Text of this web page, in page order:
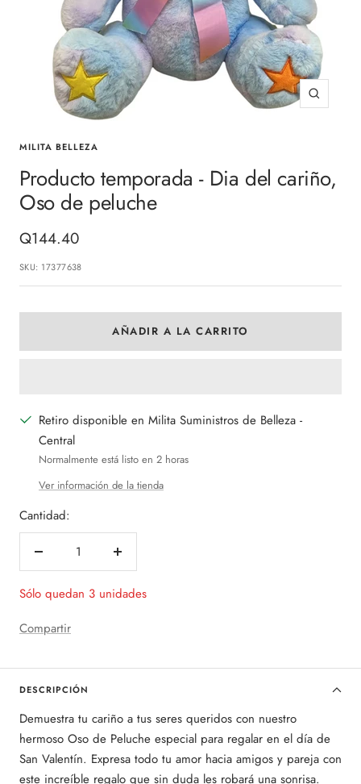
Zoom
MILITA BELLEZA
Producto temporada - Dia del cariño,
Oso de peluche
Precio
de
venta
Q144.40
SKU: 17377638
AÑADIR A LA CARRITO
Retiro disponible en Milita Suministros de Belleza -
Central
Normalmente está listo en 2 horas
Ver información de la tienda
Cantidad:
Decrecer
Aumentar
Sólo quedan 3 unidades
Compartir
DESCRIPCIÓN
Demuestra tu cariño a tus seres queridos con nuestro
hermoso Oso de Peluche especial para regalar en el día de
San Valentín. Expresa todo tu amor hacia amigos y pareja con
este increíble regalo que sin duda les robará una sonrisa.